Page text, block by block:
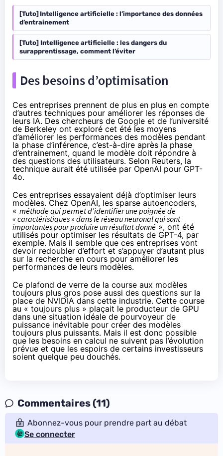
[Tuto] Intelligence artificielle : l’importance des données
d’entrainement
[Tuto] Intelligence artificielle : les dangers du
surapprentissage, comment l’éviter
Des besoins d’optimisation
Ces entreprises prennent de plus en plus en compte
d’autres techniques pour améliorer les réponses de
leurs IA. Des chercheurs de Google et de l’université
de Berkeley ont exploré cet été les moyens
d’améliorer les performances des modèles pendant
la phase d’inférence, c’est-à-dire après la phase
d’entrainement, quand le modèle doit répondre à
des questions des utilisateurs. Selon Reuters, la
technique aurait été utilisée par OpenAI pour GPT-
4o.
Ces entreprises essayaient déjà d’optimiser leurs
modèles. Chez OpenAI, les sparse autoencoders,
« méthode qui permet d’identifier une poignée de
« caractéristiques » dans le réseau neuronal qui sont
importantes pour produire un résultat donné », ont été
utilisés pour optimiser les résultats de GPT-4, par
exemple. Mais il semble que ces entreprises vont
devoir redoubler d’effort et s’appuyer d’autant plus
sur la recherche en cours pour améliorer les
performances de leurs modèles.
Ce plafond de verre de la course aux modèles
toujours plus gros pose aussi des questions sur la
place de NVIDIA dans cette industrie. Cette course
au « toujours plus » plaçait le producteur de GPU
dans une situation idéale de pourvoyeur de
puissance inévitable pour créer des modèles
toujours plus puissants. Mais il est donc possible
que les besoins en calcul ne suivent pas l’évolution
prévue et que les espoirs de certains investisseurs
soient quelque peu douchés.
Commentaires (11)
Abonnez-vous pour prendre part au débat
Se connecter